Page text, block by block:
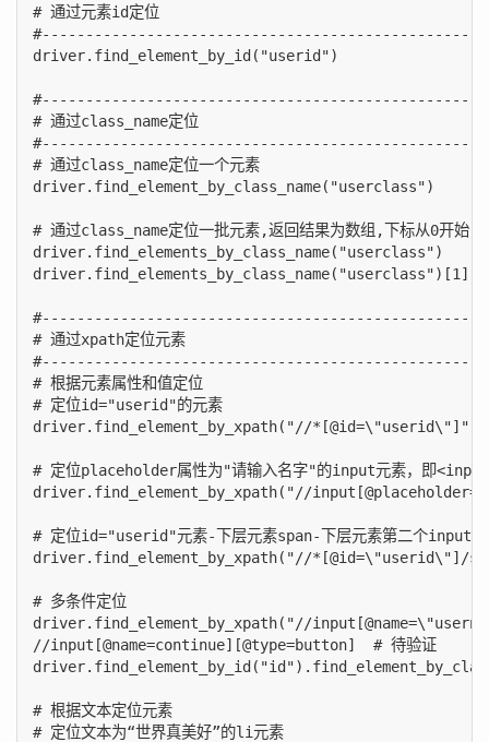
# 通过元素id定位
driver.find_element_by_id("userid")
# 通过class_name定位
# 通过class_name定位一个元素
driver.find_element_by_class_name("userclass")
# 通过class_name定位一批元素,返回结果为数组,下标从0开始
driver.find_elements_by_class_name("userclass")
# 通过xpath定位元素
# 根据元素属性和值定位
# 定位id="userid"的元素
driver.find_element_by_xpath("//*[@id=\"userid\"]")
# 定位placeholder属性为"请输入名字"的input元素，即
driver.find_element_by_xpath("//
# 定位id="userid"元素-下层元素span-下层元素第二个input
driver.find_element_by_xpath("//*[@id=\"userid\"]/
# 多条件定位
driver.find_element_by_xpath("//
//input[@name=continue][@type=button]  # 待验证
# 根据文本定位元素
# 定位文本为“世界真美好”的li元素